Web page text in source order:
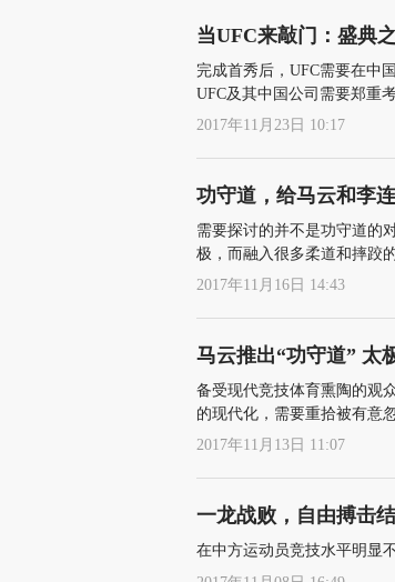
当UFC来敲门：盛典
完成首秀后，UFC需要在中
UFC及其中国公司需要郑重
2017年11月23日 10:17
功守道，给马云和李
需要探讨的并不是功守道的
极，而融入很多柔道和摔跤
2017年11月16日 14:43
马云推出“功守道” 太
备受现代竞技体育熏陶的观
的现代化，需要重拾被有意
2017年11月13日 11:07
一龙战败，自由搏击
在中方运动员竞技水平明显